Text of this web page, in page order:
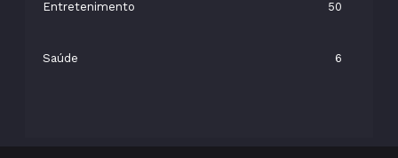
Entretenimento 50
Saúde 6